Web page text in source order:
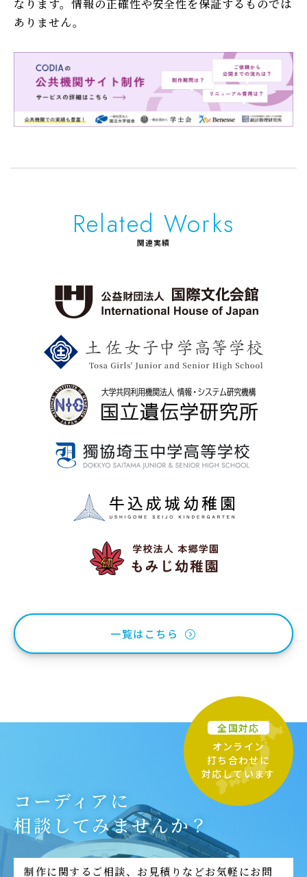
なります。情報の正確性や安全性を保証するものでは
ありません。
Related Works
関連実績
一覧はこちら
コーディアに
相談してみませんか？
制作に関するご相談、お見積りなどお気軽にお問
全国対応
オンライン
打ち合わせに
対応しています